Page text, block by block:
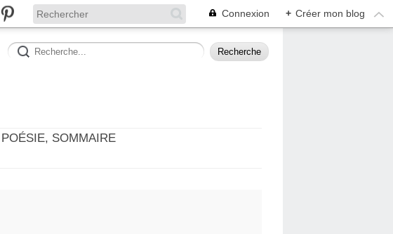
Connexion + Créer mon blog
POÉSIE, SOMMAIRE